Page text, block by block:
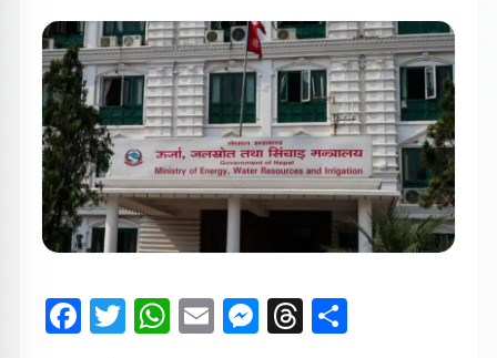
Facebook
Twitter
WhatsApp
EmailMessenger
Threads